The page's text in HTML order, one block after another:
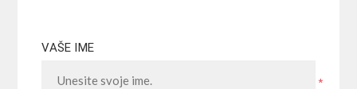
VAŠE IME
*